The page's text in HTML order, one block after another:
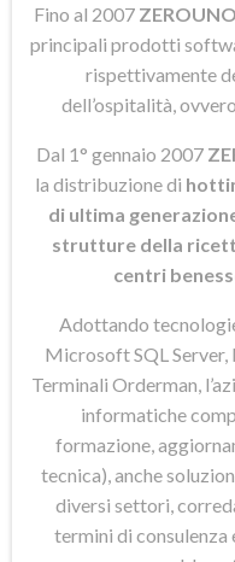
Fino al 2007
principali prodotti
rispettivamente
dell’ospitalità,
Dal 1° gennaio 2007
la distribuzione di
di ultima
strutture della
centri
Adottando
Microsoft SQL
Terminali Orderman,
informatiche
formazione,
tecnica), anche
diversi settori,
termini di consulenza